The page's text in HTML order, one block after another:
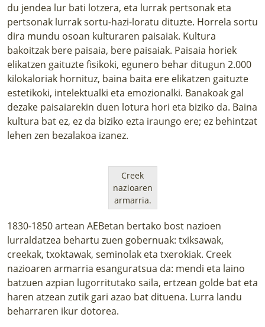
du jendea lur bati lotzera, eta lurrak pertsonak eta
pertsonak lurrak sortu-hazi-loratu dituzte. Horrela sortu
dira mundu osoan kulturaren paisaiak. Kultura
bakoitzak bere paisaia, bere paisaiak. Paisaia horiek
elikatzen gaituzte fisikoki, egunero behar ditugun 2.000
kilokaloriak hornituz, baina baita ere elikatzen gaituzte
estetikoki, intelektualki eta emozionalki. Banakoak gal
dezake paisaiarekin duen lotura hori eta biziko da. Baina
kultura bat ez, ez da biziko ezta iraungo ere; ez behintzat
lehen zen bezalakoa izanez.
Creek
nazioaren
armarria.
1830-1850 artean AEBetan bertako bost nazioen
lurraldatzea behartu zuen gobernuak: txiksawak,
creekak, txoktawak, seminolak eta txerokiak. Creek
nazioaren armarria esanguratsua da: mendi eta laino
batzuen azpian lugorritutako saila, ertzean golde bat eta
haren atzean zutik gari azao bat dituena. Lurra landu
beharraren ikur dotorea.